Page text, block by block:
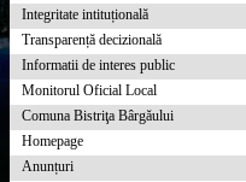
Integritate intituțională
Transparență decizională
Informatii de interes public
Monitorul Oficial Local
Comuna Bistriţa Bârgăului
Homepage
Anunțuri